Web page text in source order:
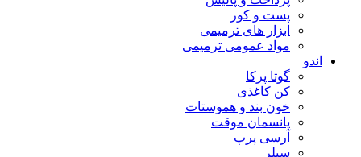
پست و کور
ابزار های ترمیمی
مواد عمومی ترمیمی
اندو
گوتا پرکا
کن کاغذی
خون بند و هموستات
پانسمان موقت
آرسی پرپ
سیلر